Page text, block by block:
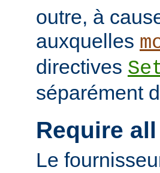
outre, à
auxquelles
directives
séparément
Require all
Le